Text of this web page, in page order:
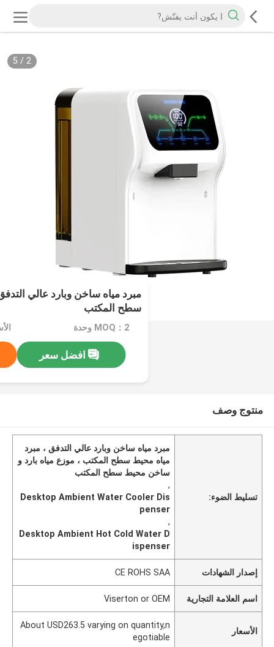
2
/
5
مبرد مياه ساخن وبارد عالي
سطح المكتب
MOQ：2 وحدة
افضل سعر
منتوج وصف
تسليط الضوء:
مبرد مياه ساخن وبارد عالي التدفق ، مبرد
مياه محيط سطح المكتب ، موزع مياه بارد و
ساخن محيط سطح المكتب
,
Desktop Ambient Water Cooler Dis
penser
,
Desktop Ambient Hot Cold Water D
ispenser
إصدار الشهادات CE ROHS SAA
اسم العلامة التجارية Viserton or OEM
الأسعار
About USD263.5 varying on quantity,n
egotiable